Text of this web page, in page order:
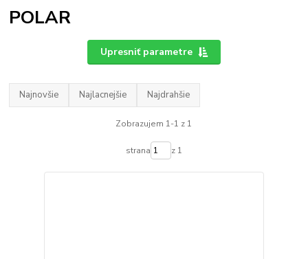
POLAR
Upresniť parametre
Najnovšie Najlacnejšie Najdrahšie
Zobrazujem 1-1 z 1
strana z 1